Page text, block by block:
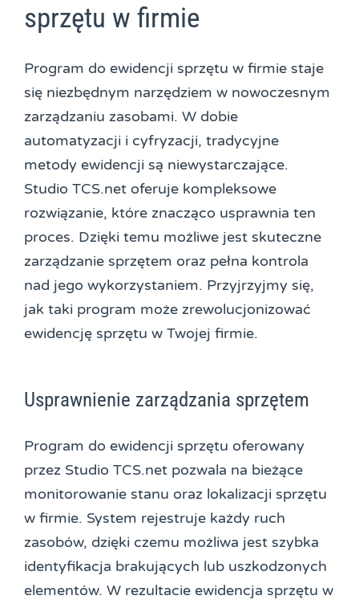
sprzętu w firmie
Program do ewidencji sprzętu w firmie staje
się niezbędnym narzędziem w nowoczesnym
zarządzaniu zasobami. W dobie
automatyzacji i cyfryzacji, tradycyjne
metody ewidencji są niewystarczające.
Studio TCS.net oferuje kompleksowe
rozwiązanie, które znacząco usprawnia ten
proces. Dzięki temu możliwe jest skuteczne
zarządzanie sprzętem oraz pełna kontrola
nad jego wykorzystaniem. Przyjrzyjmy się,
jak taki program może zrewolucjonizować
ewidencję sprzętu w Twojej firmie.
Usprawnienie zarządzania sprzętem
Program do ewidencji sprzętu oferowany
przez Studio TCS.net pozwala na bieżące
monitorowanie stanu oraz lokalizacji sprzętu
w firmie. System rejestruje każdy ruch
zasobów, dzięki czemu możliwa jest szybka
identyfikacja brakujących lub uszkodzonych
elementów. W rezultacie ewidencja sprzętu w